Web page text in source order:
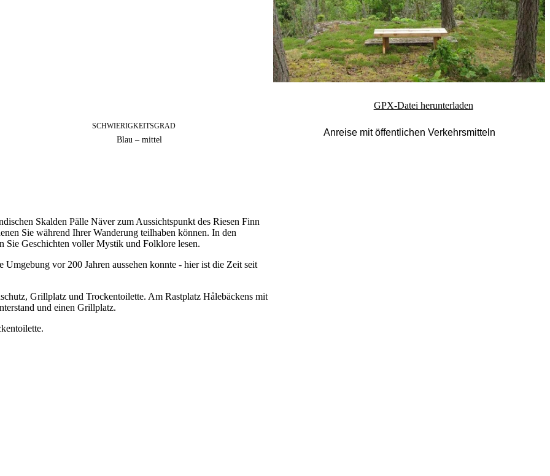
SCHWIERIGKEITSGRAD
Blau – mittel
Skalden Pälle Näver zum Aussichtspunkt des Riesen Finn
Sie während Ihrer Wanderung teilhaben können. In den
Sie Geschichten voller Mystik und Folklore lesen.
vor 200 Jahren aussehen konnte - hier ist die Zeit seit
Grillplatz und Trockentoilette. Am Rastplatz Hålebäckens mit
und einen Grillplatz.
GPX-Datei herunterladen
Anreise mit öffentlichen Verkehrsmitteln